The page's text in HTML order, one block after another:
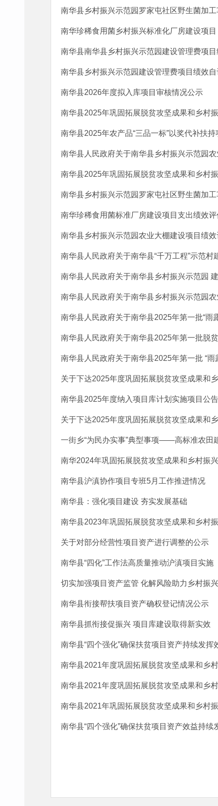
南华县乡村振兴示范园罗家屯社区野生菌加
南华珍稀食用菌乡村振兴标准化厂房建设项
南华县南华县乡村振兴示范园建设管理费项
南华县乡村振兴示范园建设管理费项目绩效
南华县2026年度拟入库项目审核情况公示
南华县2025年巩固拓展脱贫攻坚成果和乡村
南华县2025年农产品“三品一标”以奖代补扶
南华县人民政府关于南华县乡村振兴示范园
南华县2025年巩固拓展脱贫攻坚成果和乡村
南华县乡村振兴示范园罗家屯社区野生菌加
南华珍稀食用菌标准厂房建设项目支出绩效
南华县乡村振兴示范园农业大棚建设项目绩
南华县人民政府关于南华县“千万工程”示范
南华县人民政府关于南华县乡村振兴示范园
南华县人民政府关于南华县乡村振兴示范园
南华县人民政府关于南华县2025年第一批“雨
南华县人民政府关于南华县2025年第一批脱
南华县人民政府关于南华县2025年第一批 “雨
关于下达2025年度巩固拓展脱贫攻坚成果和
南华县2025年度纳入项目库计划实施项目公告
关于下达2025年度巩固拓展脱贫攻坚成果和
一街乡“为民办实事”典型事项——高标准农田
南华2024年巩固拓展脱贫攻坚成果和乡村振
南华县沪滇协作项目专班5月工作推进情况
南华县：强化项目建设 夯实发展基础
南华县2023年巩固拓展脱贫攻坚成果和乡村
关于对部分经营性项目资产进行调整的公示
南华县“四化”工作法高质量推动沪滇项目实施
切实加强项目资产监管 化解风险助力乡村振兴
南华县衔接帮扶项目资产确权登记情况公示
南华县抓衔接促振兴 项目库建设取得新实效
南华县“四个强化”确保扶贫项目资产持续发挥
南华县2021年度巩固拓展脱贫攻坚成果和乡
南华县2021年度巩固拓展脱贫攻坚成果和乡
南华县2021年巩固拓展脱贫攻坚成果和乡村
南华县“四个强化”确保扶贫项目资产效益持续